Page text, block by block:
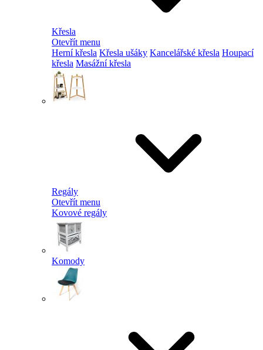
Křesla
Otevřít menu
Herní křesla Křesla ušáky Kancelářské křesla Houpací
křesla Masážní křesla
Regály
Otevřít menu
Kovové regály
Komody